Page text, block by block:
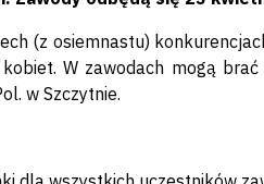
(z osiemnastu)
W zawodach mogą
w Szczytnie.